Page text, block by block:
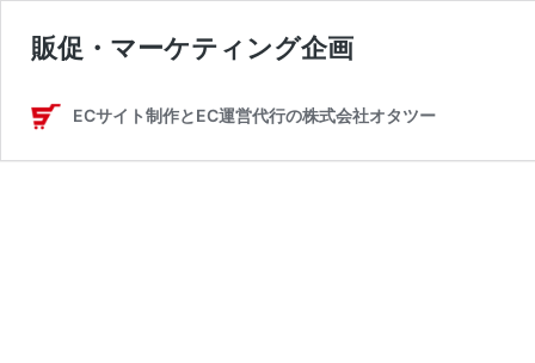
販促・マーケティング企画
ECサイト制作とEC運営代行の株式会社オタツー